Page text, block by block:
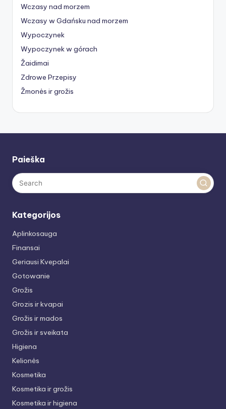
Wczasy nad morzem
Wczasy w Gdańsku nad morzem
Wypoczynek
Wypoczynek w górach
Žaidimai
Zdrowe Przepisy
Žmonės ir grožis
Paieška
Kategorijos
Aplinkosauga
Finansai
Geriausi Kvepalai
Gotowanie
Grožis
Grozis ir kvapai
Grožis ir mados
Grožis ir sveikata
Higiena
Kelionės
Kosmetika
Kosmetika ir grožis
Kosmetika ir higiena